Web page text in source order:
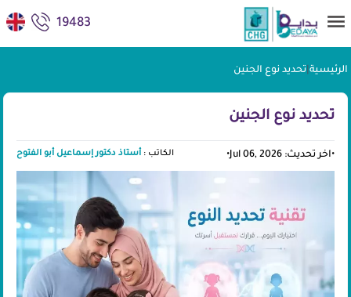
الرئيسية تحديد نوع الجنين
تحديد نوع الجنين
الكاتب : أستاذ دكتور إسماعيل أبو الفتوح •اخر تحديث: Jul 06, 2026 •
19483